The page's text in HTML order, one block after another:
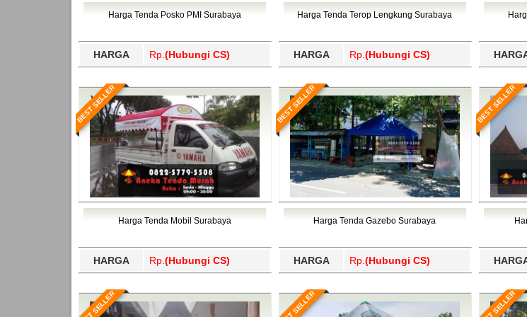
Bawang Barat, Tulangbawang, Tulungagung, Wajo, Wakatobi, Waropen, Way Kanan,
Harga Tenda Posko PMI Surabaya
HARGA Rp. (Hubungi CS)
Harga Tenda Terop Lengkung Surabaya
HARGA Rp. (Hubungi CS)
BEST SELLER
Harga Tenda Mobil Surabaya
HARGA Rp. (Hubungi CS)
BEST SELLER
Harga Tenda Gazebo Surabaya
HARGA Rp. (Hubungi CS)
BEST SELLER